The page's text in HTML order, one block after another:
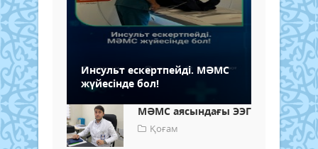
Инсульт ескертпейді. МӘМС
жүйесінде бол!
МӘМС аясындағы ЭЭГ
Қоғам